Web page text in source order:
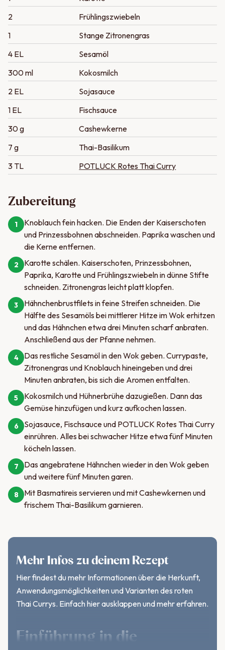
Zubereitung
1
Knoblauch fein hacken. Die Enden der Kaiserschoten
und Prinzessbohnen abschneiden. Paprika waschen und
die Kerne entfernen.
2
Karotte schälen. Kaiserschoten, Prinzessbohnen,
Paprika, Karotte und Frühlingszwiebeln in dünne Stifte
schneiden. Zitronengras leicht platt klopfen.
3
Hähnchenbrustfilets in feine Streifen schneiden. Die
Hälfte des Sesamöls bei mittlerer Hitze im Wok erhitzen
und das Hähnchen etwa drei Minuten scharf anbraten.
Anschließend aus der Pfanne nehmen.
4
Das restliche Sesamöl in den Wok geben. Currypaste,
Zitronengras und Knoblauch hineingeben und drei
Minuten anbraten, bis sich die Aromen entfalten.
5
Kokosmilch und Hühnerbrühe dazugießen. Dann das
Gemüse hinzufügen und kurz aufkochen lassen.
6
Sojasauce, Fischsauce und POTLUCK Rotes Thai Curry
einrühren. Alles bei schwacher Hitze etwa fünf Minuten
köcheln lassen.
7
Das angebratene Hähnchen wieder in den Wok geben
und weitere fünf Minuten garen.
8
Mit Basmatireis servieren und mit Cashewkernen und
frischem Thai-Basilikum garnieren.
2
Frühlingszwiebeln
1
Stange Zitronengras
4 EL
Sesamöl
300 ml
Kokosmilch
2 EL
Sojasauce
1 EL
Fischsauce
30 g
Cashewkerne
7 g
Thai-Basilikum
3 TL
POTLUCK Rotes Thai Curry
Mehr Infos zu deinem Rezept
Hier findest du mehr Informationen über die Herkunft,
Anwendungsmöglichkeiten und Varianten des roten
Thai Currys. Einfach hier ausklappen und mehr erfahren.
Einführung in die